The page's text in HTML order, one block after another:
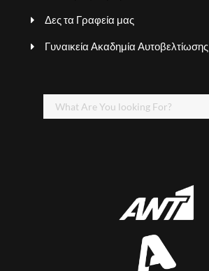
Δες τα Γραφεία μας
Γυναικεία Ακαδημία Αυτοβελτίωσης